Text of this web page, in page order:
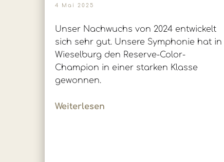
4 Mai 2025
Unser Nachwuchs von 2024 entwickelt
sich sehr gut. Unsere Symphonie hat in
Wieselburg den Reserve-Color-
Champion in einer starken Klasse
gewonnen.
Weiterlesen